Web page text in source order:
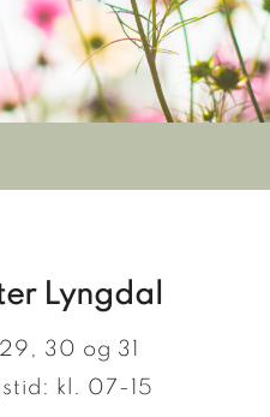
Lyngdal
30 og 31
kl. 07-15